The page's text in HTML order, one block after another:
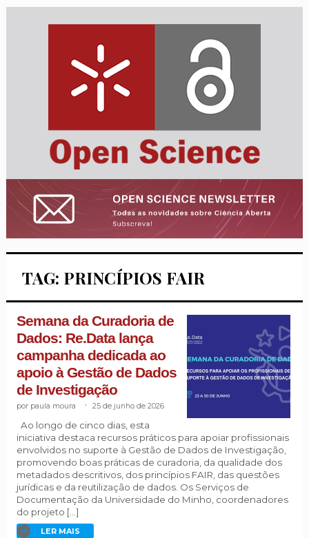
TAG: PRINCÍPIOS FAIR
Semana da Curadoria de
Dados: Re.Data lança
campanha dedicada ao
apoio à Gestão de Dados
de Investigação
paula moura 25 de junho de 2026
Ao longo de cinco dias, esta
iniciativa destaca recursos práticos para apoiar profissionais
envolvidos no suporte à Gestão de Dados de Investigação,
promovendo boas práticas de curadoria, da qualidade dos
metadados descritivos, dos princípios FAIR, das questões
jurídicas e da reutilização de dados. Os Serviços de
Documentação da Universidade do Minho, coordenadores
do projeto […]
LER MAIS